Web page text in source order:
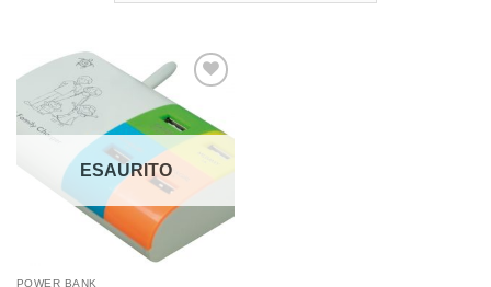
Aggiungi
alla lista
dei
desideri
ESAURITO
POWER BANK